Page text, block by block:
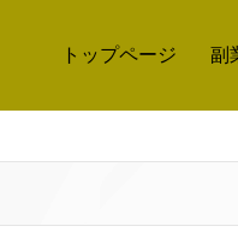
トップページ 副